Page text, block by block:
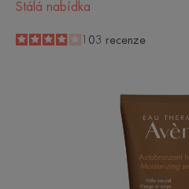
Stálá nabídka
4/5103 recenze